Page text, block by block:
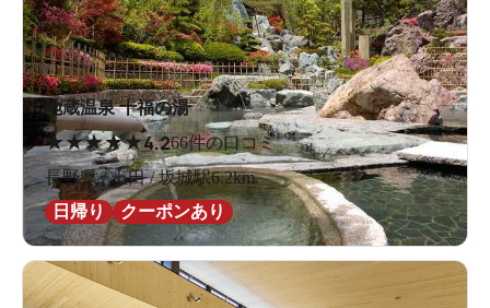
地蔵温泉 十福の湯
★★★★★4.266件の口コミ
長野県 / 上田 / 坂城駅6.2km
日帰り
クーポンあり